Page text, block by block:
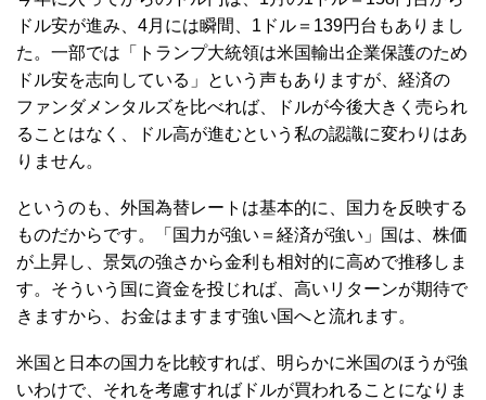
ドル安が進み、4月には瞬間、1ドル＝139円台もありまし
た。一部では「トランプ大統領は米国輸出企業保護のため
ドル安を志向している」という声もありますが、経済の
ファンダメンタルズを比べれば、ドルが今後大きく売られ
ることはなく、ドル高が進むという私の認識に変わりはあ
りません。
というのも、外国為替レートは基本的に、国力を反映する
ものだからです。「国力が強い＝経済が強い」国は、株価
が上昇し、景気の強さから金利も相対的に高めで推移しま
す。そういう国に資金を投じれば、高いリターンが期待で
きますから、お金はますます強い国へと流れます。
米国と日本の国力を比較すれば、明らかに米国のほうが強
いわけで、それを考慮すればドルが買われることになりま